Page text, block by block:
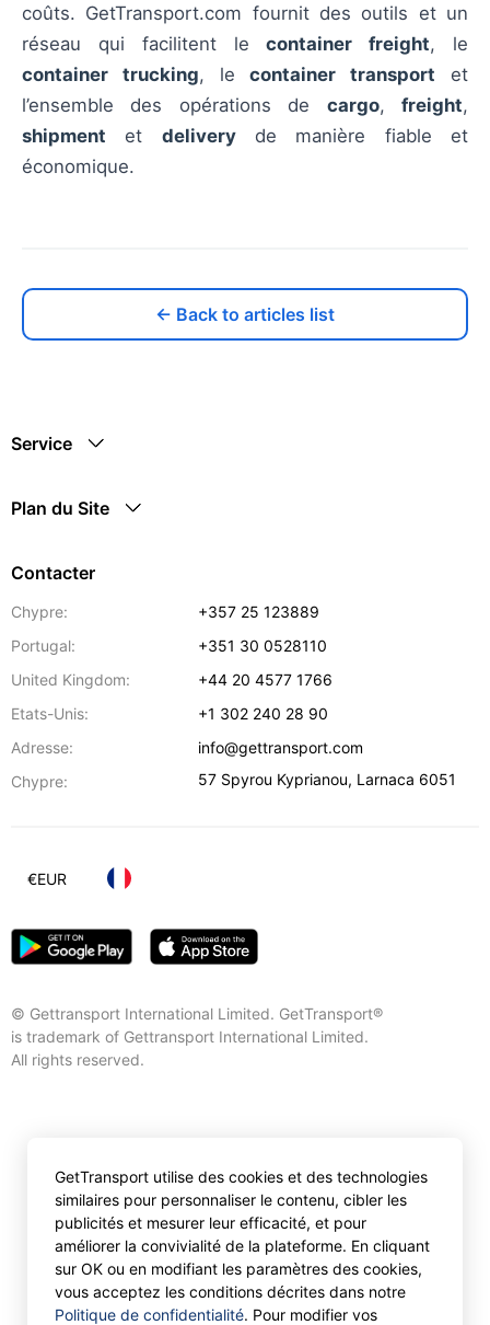
coûts. GetTransport.com fournit des outils et un
réseau qui facilitent lecontainer freight, le
container trucking, lecontainer transport et
l’ensemble des opérations de cargo,freight,
shipment et deliveryde manière fiable et
économique.
← Back to articles list
Service
Plan du Site
Contacter
Chypre:
+357 25 123889
Portugal:
+351 30 0528110
United Kingdom:
+44 20 4577 1766
Etats-Unis:
+1 302 240 28 90
Adresse:
info@gettransport.com
Chypre:
57 Spyrou Kyprianou, Larnaca 6051
© Gettransport International Limited. GetTransport®
is trademark of Gettransport International Limited.
All rights reserved.
€EUR
GetTransport utilise des cookies et des technologies
similaires pour personnaliser le contenu, cibler les
publicités et mesurer leur efficacité, et pour
améliorer la convivialité de la plateforme. En cliquant
sur OK ou en modifiant les paramètres des cookies,
vous acceptez les conditions décrites dans notre
Politique de confidentialité. Pour modifier vos